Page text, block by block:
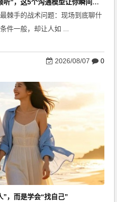
80%的人输在不会“提问”和“倾听”，这5个沟通模型让你瞬间拉近距离
棘手的战术问题：现场到底聊什
件一般，却让人如 ...
2026/08/07 0
”，而是学会“找自己”